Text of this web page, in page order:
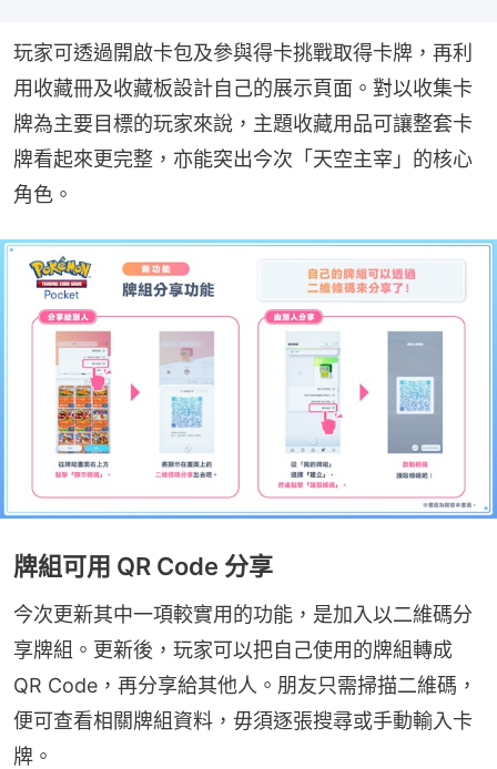
玩家可透過開啟卡包及參與得卡挑戰取得卡牌，再利
用收藏冊及收藏板設計自己的展示頁面。對以收集卡
牌為主要目標的玩家來說，主題收藏用品可讓整套卡
牌看起來更完整，亦能突出今次「天空主宰」的核心
角色。
牌組可用 QR Code 分享
今次更新其中一項較實用的功能，是加入以二維碼分
享牌組。更新後，玩家可以把自己使用的牌組轉成
QR Code，再分享給其他人。朋友只需掃描二維碼，
便可查看相關牌組資料，毋須逐張搜尋或手動輸入卡
牌。